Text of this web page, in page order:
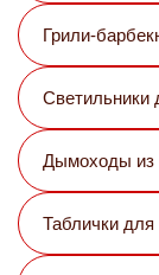
Грили-
Светильники
Дымоходы из
Таблички для